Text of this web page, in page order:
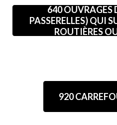
640 OUVRAGES
PASSERELLES) QUI
ROUTIÈRES
920